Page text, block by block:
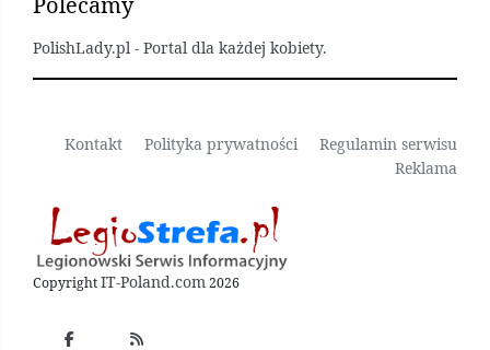
PolishLady.pl - Portal dla każdej kobiety.
Kontakt Polityka prywatności
Regulamin serwisu
Reklama
CopyrightIT-Poland.com 2026